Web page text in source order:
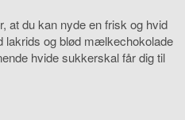
at du kan nyde en frisk og hvid
og blød mælkechokolade
hvide sukkerskal får dig til